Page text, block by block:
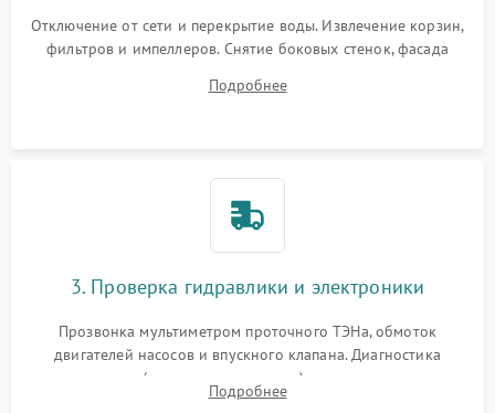
Отключение от сети и перекрытие воды. Извлечение корзин,
фильтров и импеллеров. Снятие боковых стенок, фасада
циркуляционному насосу, ТЭНу и сливной помпе.
Подробнее
3. Проверка гидравлики и электроники
Прозвонка мультиметром проточного ТЭНа, обмоток
двигателей насосов и впускного клапана. Диагностика
прессостата (датчика уровня воды), датчика мутности,
концевика дверцы и электронного модуля управления.
Подробнее